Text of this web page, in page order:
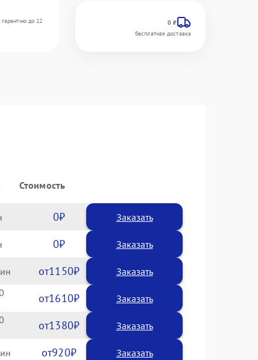
до 12
0 ₽
бесплатная доставка
Стоимость
0 Заказать
0 Заказать
1150
1610
1380
920